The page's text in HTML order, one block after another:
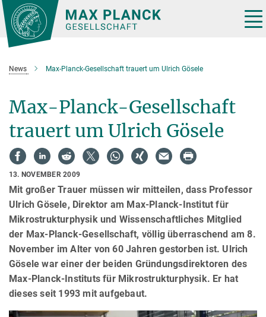
Hauptinhalt
News Max-Planck-Gesellschaft trauert um Ulrich Gösele
Max-Planck-Gesellschaft
trauert um Ulrich Gösele
13. NOVEMBER 2009
Mit großer Trauer müssen wir mitteilen, dass Professor
Ulrich Gösele, Direktor am Max-Planck-Institut für
Mikrostrukturphysik und Wissenschaftliches Mitglied
der Max-Planck-Gesellschaft, völlig überraschend am 8.
November im Alter von 60 Jahren gestorben ist. Ulrich
Gösele war einer der beiden Gründungsdirektoren des
Max-Planck-Instituts für Mikrostrukturphysik. Er hat
dieses seit 1993 mit aufgebaut.